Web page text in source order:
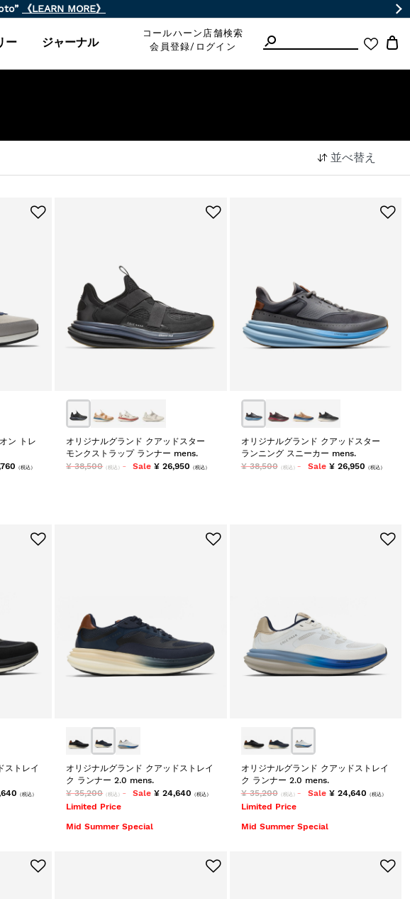
まで】"Outlet Mid Summer Special #1"
ー ジャーナル
コールハーン店舗検索
会員登録/ログイン
ン トレ
（税込）
オリジナルグランド クアッドスター
モンクストラップ ランナー mens.
¥ 38,500（税込） Sale¥ 26,950 （税込）
オリジナルグランド クアッドスター
ランニング スニーカー mens.
¥ 38,500（税込） Sale ¥ 26,950 （税込）
ストレイ
（税込）
オリジナルグランド クアッドストレイ
ク ランナー 2.0 mens.
¥ 35,200（税込） Sale¥ 24,640 （税込）
Limited Price
Mid Summer Special
オリジナルグランド クアッドストレイ
ク ランナー 2.0 mens.
¥ 35,200（税込） Sale ¥ 24,640 （税込）
Limited Price
Mid Summer Special